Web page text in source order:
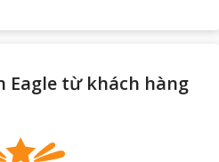
Eagle từ khách hàng